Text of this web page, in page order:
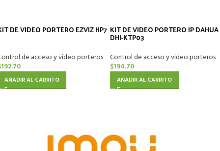
DE VIDEO PORTERO EZVIZ HP7
de acceso y video porteros
192.70
AÑADIR AL CARRITO
KIT DE VIDEO PORTERO IP DAHUA
DHI-KTP03
Control de acceso y video porteros
$194.70
AÑADIR AL CARRITO